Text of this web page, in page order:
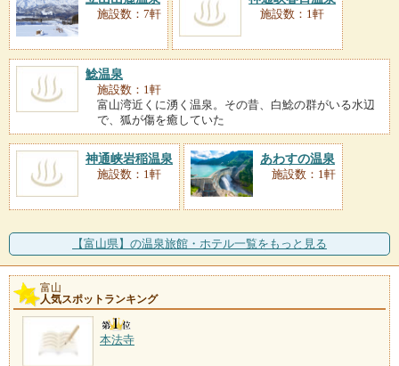
施設数：7軒 施設数：1軒
鯰温泉
施設数：1軒
富山湾近くに湧く温泉。その昔、白鯰の群がいる水辺
で、狐が傷を癒していた
神通峡岩稲温泉
施設数：1軒
あわすの温泉
施設数：1軒
【富山県】の温泉旅館・ホテル一覧をもっと見る
富山
人気スポットランキング
本法寺